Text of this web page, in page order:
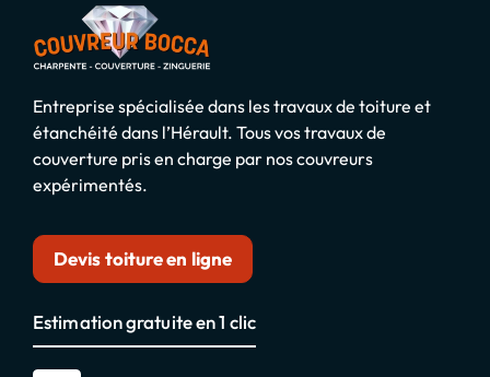
Entreprise spécialisée dans les travaux de toiture et
étanchéité dans l’Hérault. Tous vos travaux de
couverture pris en charge par nos couvreurs
expérimentés.
Devis toiture en ligne
Estimation gratuite en 1 clic